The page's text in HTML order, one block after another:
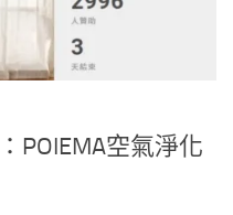
POIEMA空氣淨化